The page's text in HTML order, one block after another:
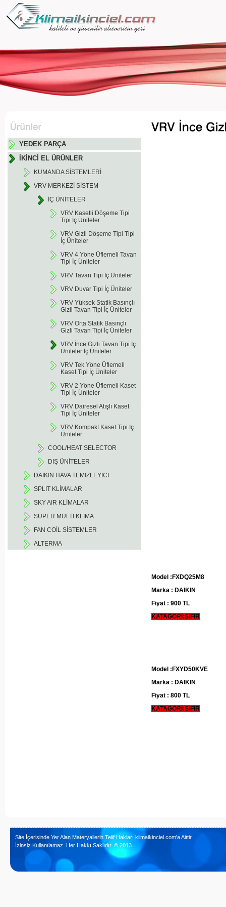
YEDEK PARÇA
İKİNCİ EL ÜRÜNLER
KUMANDA SİSTEMLERİ
VRV MERKEZİ SİSTEM
İÇ ÜNİTELER
VRV Kasetli Döşeme Tipi
Tipi İç Üniteler
VRV Gizli Döşeme Tipi Tipi
İç Üniteler
VRV 4 Yöne Üflemeli Tavan
Tipi İç Üniteler
VRV Tavan Tipi İç Üniteler
VRV Duvar Tipi İç Üniteler
VRV Yüksek Statik Basınçlı
Gizli Tavan Tipi İç Üniteler
VRV Orta Statik Basınçlı
Gizli Tavan Tipi İç Üniteler
VRV İnce Gizli Tavan Tipi İç
Üniteler İç Üniteler
VRV Tek Yöne Üflemeli
Kaset Tipi İç Üniteler
VRV 2 Yöne Üflemeli Kaset
Tipi İç Üniteler
VRV Dairesel Atışlı Kaset
Tipi İç Üniteler
VRV Kompakt Kaset Tipi İç
Üniteler
COOL/HEAT SELECTOR
DIŞ ÜNİTELER
DAIKIN HAVA TEMİZLEYİCİ
SPLIT KLİMALAR
SKY AIR KLİMALAR
SUPER MULTI KLİMA
FAN COİL SİSTEMLER
ALTERMA
Model :FXDQ25M8
Marka : DAIKIN
Fiyat : 900 TL
KATAGORİ:SIFIR
Model :FXYD50KVE
Marka : DAIKIN
Fiyat : 800 TL
KATAGORİ:SIFIR
Site İçerisinde Yer Alan Materyallerin Telif Hakları klimaikinciel.com'a Aittir.
İzinsiz Kullanılamaz. Her Hakkı Saklıdır. © 2013